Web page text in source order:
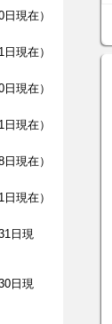
現在）
現在）
現在）
現在）
現在）
現在）
日現
日現